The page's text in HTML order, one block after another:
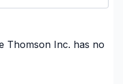
Thomson Inc. has no